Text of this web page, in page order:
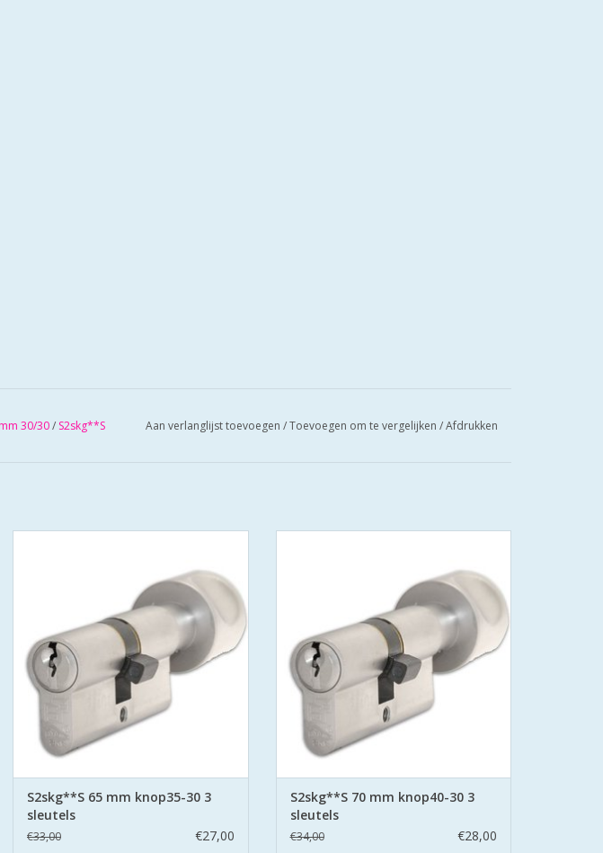
30/30/ S2skg**S Aan verlanglijst toevoegen /Toevoegen om te vergelijken /Afdrukken
S2 staat voor safe en secure met boor
belemmering aan beide zijden hard stalen
pinnen.
TOEVOEGEN AAN WINKELWAGEN
S2skg**S 65 mm knop35-30 3
sleutels
€33,00 €27,00
S2 staat voor safe en secure met boor
belemmering aan beide zijden hard stalen
pinnen.
TOEVOEGEN AAN WINKELWAGEN
S2skg**S 70 mm knop40-30 3
sleutels
€34,00 €28,00